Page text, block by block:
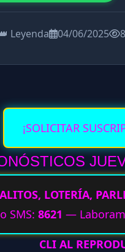
Leyenda 04/06/2025
¡SOLICITAR
LOTERÍA,
SMS: 8621 —
CLI AL